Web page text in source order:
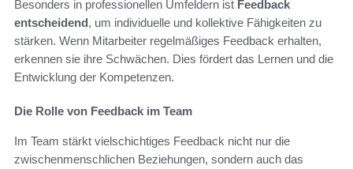
Besonders in professionellen Umfeldern ist Feedback
entscheidend, um individuelle und kollektive Fähigkeiten zu
stärken. Wenn Mitarbeiter regelmäßiges Feedback erhalten,
erkennen sie ihre Schwächen. Dies fördert das Lernen und die
Entwicklung der Kompetenzen.
Die Rolle von Feedback im Team
Im Team stärkt vielschichtiges Feedback nicht nur die
zwischenmenschlichen Beziehungen, sondern auch das